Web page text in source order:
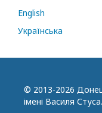
English
Українська
© 2013-2026
імені Василя